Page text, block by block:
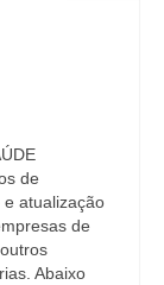
de
atualização
de
Abaixo